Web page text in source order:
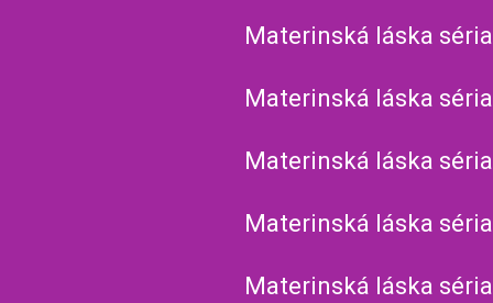
Materinská láska
Materinská láska
Materinská láska
Materinská láska
Materinská láska